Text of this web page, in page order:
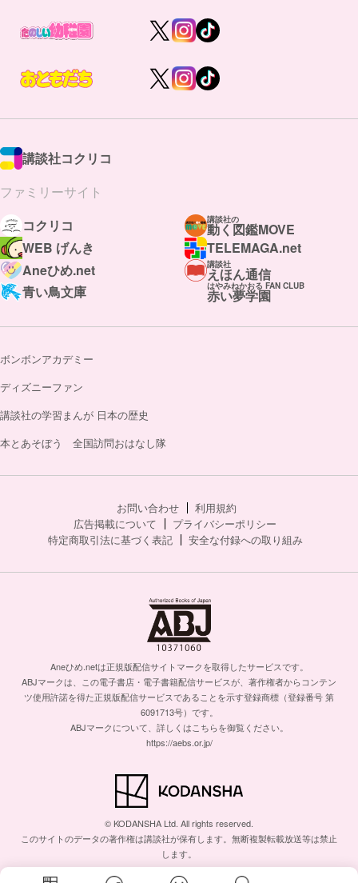
講談社コクリコ
ファミリーサイト
コクリコ
講談社の
動く図鑑MOVE
WEB げんき
TELEMAGA.net
Aneひめ.net
講談社
えほん通信
青い鳥文庫
はやみねかおる FAN CLUB
赤い夢学園
ボンボンアカデミー
ディズニーファン
講談社の学習まんが 日本の歴史
本とあそぼう 全国訪問おはなし隊
お問い合わせ
利用規約
広告掲載について
プライバシーポリシー
特定商取引法に基づく表記
安全な付録への取り組み
Aneひめ.netは正規版配信サイトマークを取得したサービスです。
ABJマークは、この電子書店・電子書籍配信サービスが、著作権者からコンテン
ツ使用許諾を得た正規版配信サービスであることを示す登録商標（登録番号 第
6091713号）です。
ABJマークについて、詳しくはこちらを御覧ください。
https://aebs.or.jp/
© KODANSHA Ltd. All rights reserved.
このサイトのデータの著作権は講談社が保有します。無断複製転載放送等は禁止
します。